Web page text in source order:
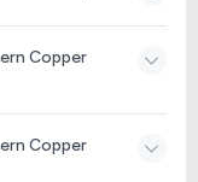
Copper
Copper